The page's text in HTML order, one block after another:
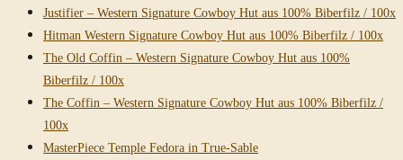
Justifier – Western Signature Cowboy Hut aus 100% Biberfilz / 100x
Hitman Western Signature Cowboy Hut aus 100% Biberfilz / 100x
The Old Coffin – Western Signature Cowboy Hut aus 100%
Biberfilz / 100x
The Coffin – Western Signature Cowboy Hut aus 100% Biberfilz /
100x
MasterPiece Temple Fedora in True-Sable